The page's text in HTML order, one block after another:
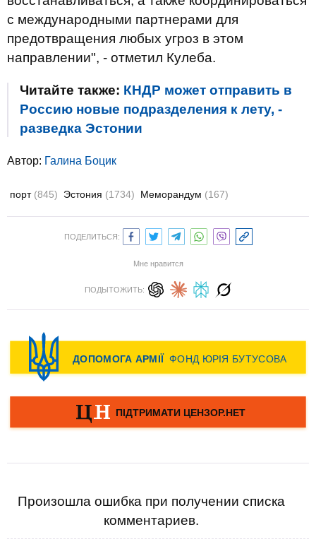
с международными партнерами для
предотвращения любых угроз в этом
направлении", - отметил Кулеба.
Читайте также: КНДР может отправить в
Россию новые подразделения к лету, -
разведка Эстонии
Автор: Галина Боцик
порт (845) Эстония (1734) Меморандум (167)
ПОДЕЛИТЬСЯ:
Мне нравится
ПОДЫТОЖИТЬ:
Произошла ошибка при получении списка
комментариев.